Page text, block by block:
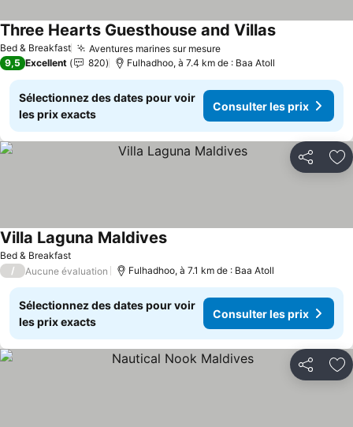
Bed & Breakfast Aventures marines sur mesure
Three Hearts Guesthouse and Villas
9,5 Excellent 820 Fulhadhoo, à 7.4 km de : Baa Atoll
Sélectionnez des dates pour voir
les prix exacts
Consulter les prix
Partager
Bed & Breakfast
Villa Laguna Maldives
/ Aucune évaluation Fulhadhoo, à 7.1 km de : Baa Atoll
Sélectionnez des dates pour voir
les prix exacts
Consulter les prix
Partager